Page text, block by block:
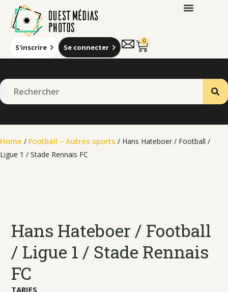
S'inscrire Se connecter
0
Home / Football – Autres sports / Hans Hateboer / Football /
Ligue 1 / Stade Rennais FC
Hans Hateboer / Football
/ Ligue 1 / Stade Rennais
FC
TARIFS